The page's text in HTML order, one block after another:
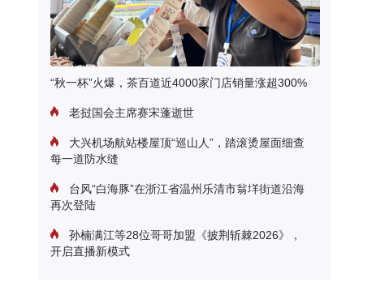
“秋一杯”火爆，茶百道近4000家门店销量涨超300%
老挝国会主席赛宋蓬逝世
大兴机场航站楼屋顶“巡山人”，踏滚烫屋面细查
每一道防水缝
台风“白海豚”在浙江省温州乐清市翁垟街道沿海
再次登陆
孙楠满江等28位哥哥加盟《披荆斩棘2026》，
开启直播新模式